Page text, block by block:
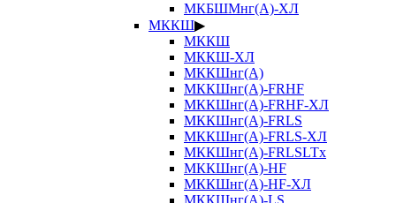
МКБШМнг(А)-ХЛ
МККШ▶
МККШ
МККШ-ХЛ
МККШнг(А)
МККШнг(А)-FRHF
МККШнг(А)-FRHF-ХЛ
МККШнг(А)-FRLS
МККШнг(А)-FRLS-ХЛ
МККШнг(А)-FRLSLTx
МККШнг(А)-HF
МККШнг(А)-HF-ХЛ
МККШнг(А)-LS